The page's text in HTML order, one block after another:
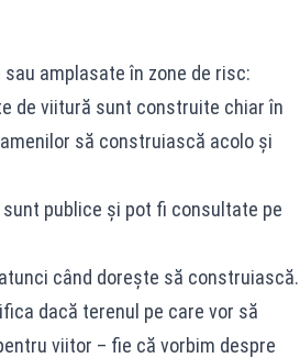
amplasate în zone de risc:
de viitură sunt construite chiar în
să construiască acolo și
publice și pot fi consultate pe
când dorește să construiască.
dacă terenul pe care vor să
viitor – fie că vorbim despre